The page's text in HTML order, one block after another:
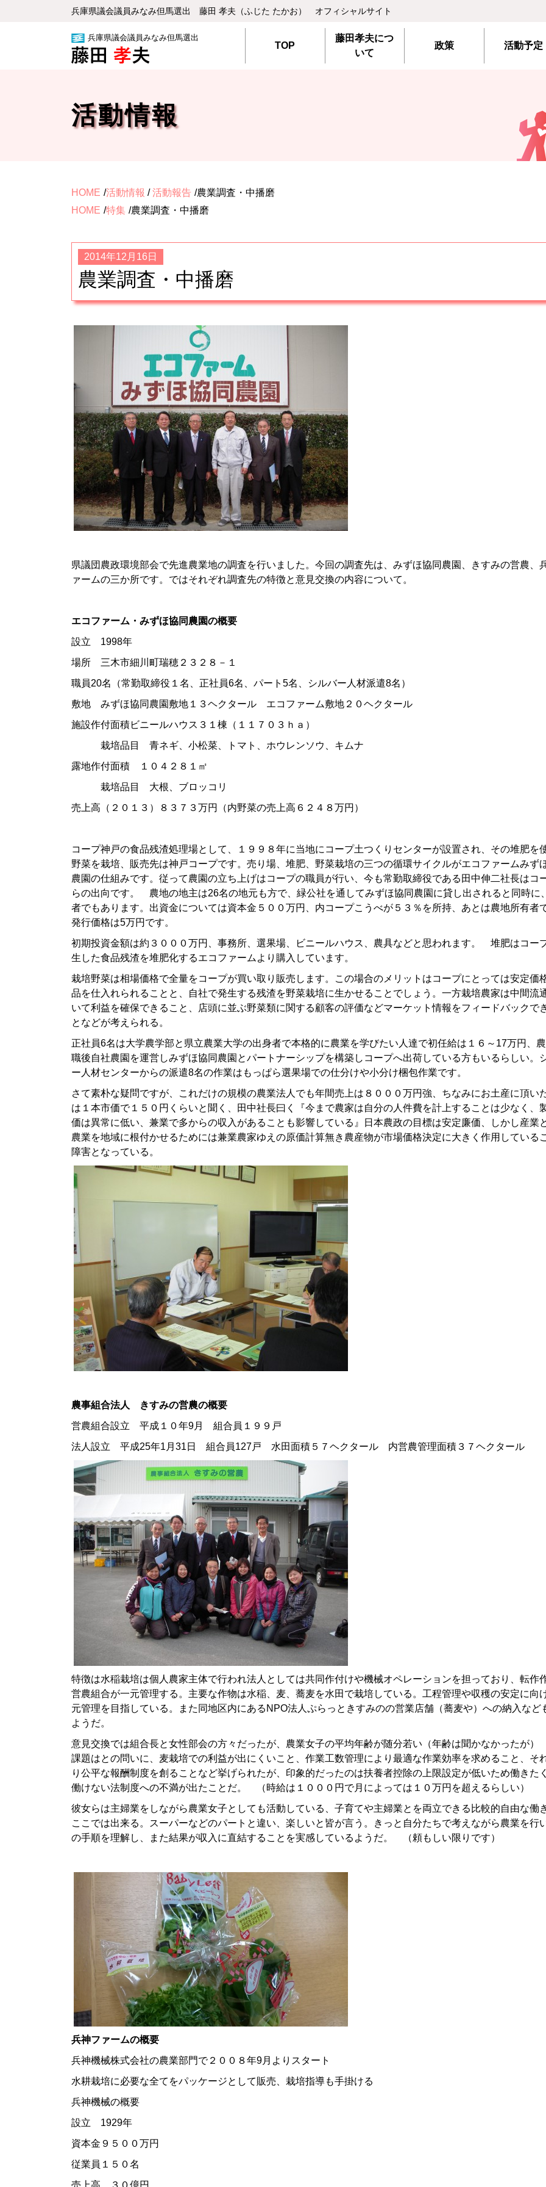
兵庫県議会議員みなみ但⾺選出 藤⽥ 孝夫（ふじた たかお） オフィシャルサイト
兵庫県議会議員みなみ但馬選出
TOP
藤田孝夫につ
いて
政策 活動予定
活動情報
HOME 活動情報 /活動報告 農業調査・中播磨
HOME 特集 農業調査・中播磨
2014年12月16日
農業調査・中播磨
県議団農政環境部会で先進農業地の調査を行いました。今回の調査先は、みずほ協同農園、きすみの営農、
ァームの三か所です。ではそれぞれ調査先の特徴と意見交換の内容について。
エコファーム・みずほ協同農園の概要
設立 1998年
場所 三木市細川町瑞穂２３２８－１
職員20名（常勤取締役１名、正社員6名、パート5名、シルバー人材派遣8名）
敷地 みずほ協同農園敷地１３ヘクタール エコファーム敷地２０ヘクタール
施設作付面積ビニールハウス３１棟（１１７０３ｈａ）
栽培品目 青ネギ、小松菜、トマト、ホウレンソウ、キムナ
露地作付面積 １０４２８１㎡
栽培品目 大根、ブロッコリ
売上高（２０１３）８３７３万円（内野菜の売上高６２４８万円）
コープ神戸の食品残渣処理場として、１９９８年に当地にコープ土つくりセンターが設置され、その堆肥を
野菜を栽培、販売先は神戸コープです。売り場、堆肥、野菜栽培の三つの循環サイクルがエコファームみず
農園の仕組みです。従って農園の立ち上げはコープの職員が行い、今も常勤取締役である田中伸二社長はコ
らの出向です。 農地の地主は26名の地元も方で、緑公社を通してみずほ協同農園に貸し出されると同時に
者でもあります。出資金については資本金５００万円、内コープこうべが５３％を所持、あとは農地所有者
発行価格は5万円です。
初期投資金額は約３０００万円、事務所、選果場、ビニールハウス、農具などと思われます。 堆肥はコー
生した食品残渣を堆肥化するエコファームより購入しています。
栽培野菜は相場価格で全量をコープが買い取り販売します。この場合のメリットはコープにとっては安定価
品を仕入れられることと、自社で発生する残渣を野菜栽培に生かせることでしょう。一方栽培農家は中間流
いて利益を確保できること、店頭に並ぶ野菜類に関する顧客の評価などマーケット情報をフィードバックで
となどが考えられる。
正社員6名は大学農学部と県立農業大学の出身者で本格的に農業を学びたい人達で初任給は１６～17万円、
職後自社農園を運営しみずほ協同農園とパートナーシップを構築しコープへ出荷している方もいるらしい。
ー人材センターからの派遣8名の作業はもっぱら選果場での仕分けや小分け梱包作業です。
さて素朴な疑問ですが、これだけの規模の農業法人でも年間売上は８０００万円強、ちなみにお土産に頂い
は１本市価で１５０円くらいと聞く、田中社長曰く『今まで農家は自分の人件費を計上することは少なく、
価は異常に低い、兼業で多からの収入があることも影響している』日本農政の目標は安定廉価、しかし産業
農業を地域に根付かせるためには兼業農家ゆえの原価計算無き農産物が市場価格決定に大きく作用している
障害となっている。
農事組合法人 きすみの営農の概要
営農組合設立 平成１０年9月 組合員１９９戸
法人設立 平成25年1月31日 組合員127戸 水田面積５７ヘクタール 内営農管理面積３７ヘクタール
特徴は水稲栽培は個人農家主体で行われ法人としては共同作付けや機械オペレーションを担っており、転作
営農組合が一元管理する。主要な作物は水稲、麦、蕎麦を水田で栽培している。工程管理や収穫の安定に向
元管理を目指している。また同地区内にあるNPO法人ぷらっときすみのの営業店舗（蕎麦や）への納入など
ようだ。
意見交換では組合長と女性部会の方々だったが、農業女子の平均年齢が随分若い（年齢は聞かなかったが
課題はとの問いに、麦栽培での利益が出にくいこと、作業工数管理により最適な作業効率を求めること、そ
り公平な報酬制度を創ることなど挙げられたが、印象的だったのは扶養者控除の上限設定が低いため働きた
働けない法制度への不満が出たことだ。 （時給は１０００円で月によっては１０万円を超えるらしい）
彼女らは主婦業をしながら農業女子としても活動している、子育てや主婦業とを両立できる比較的自由な働
ここでは出来る。スーパーなどのパートと違い、楽しいと皆が言う。きっと自分たちで考えながら農業を行
の手順を理解し、また結果が収入に直結することを実感しているようだ。 （頼もしい限りです）
兵神ファームの概要
兵神機械株式会社の農業部門で２００８年9月よりスタート
水耕栽培に必要な全てをパッケージとして販売、栽培指導も手掛ける
兵神機械の概要
設立 1929年
資本金９５００万円
従業員１５０名
売上高 ３０億円